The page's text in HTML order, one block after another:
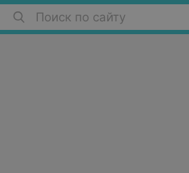
Поиск по сайту